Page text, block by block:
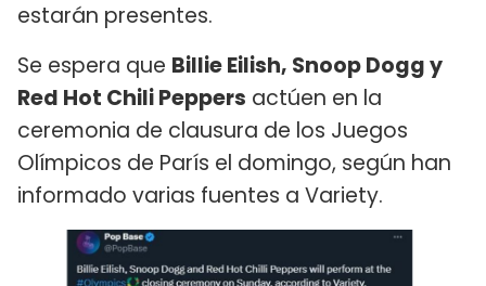
estarán presentes.
Se espera que Billie Eilish, Snoop Dogg y
Red Hot Chili Peppers actúen en la
ceremonia de clausura de los Juegos
Olímpicos de París el domingo, según han
informado varias fuentes a Variety.